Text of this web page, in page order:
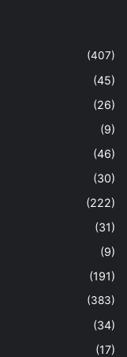
(407)
(45)
(26)
(9)
(46)
(30)
(222)
(31)
(9)
(191)
(383)
(34)
(17)